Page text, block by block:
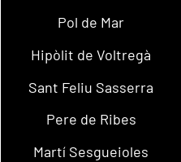
Pol de Mar
Hipòlit de Voltregà
Sant Feliu Sasserra
Pere de Ribes
Martí Sesgueioles